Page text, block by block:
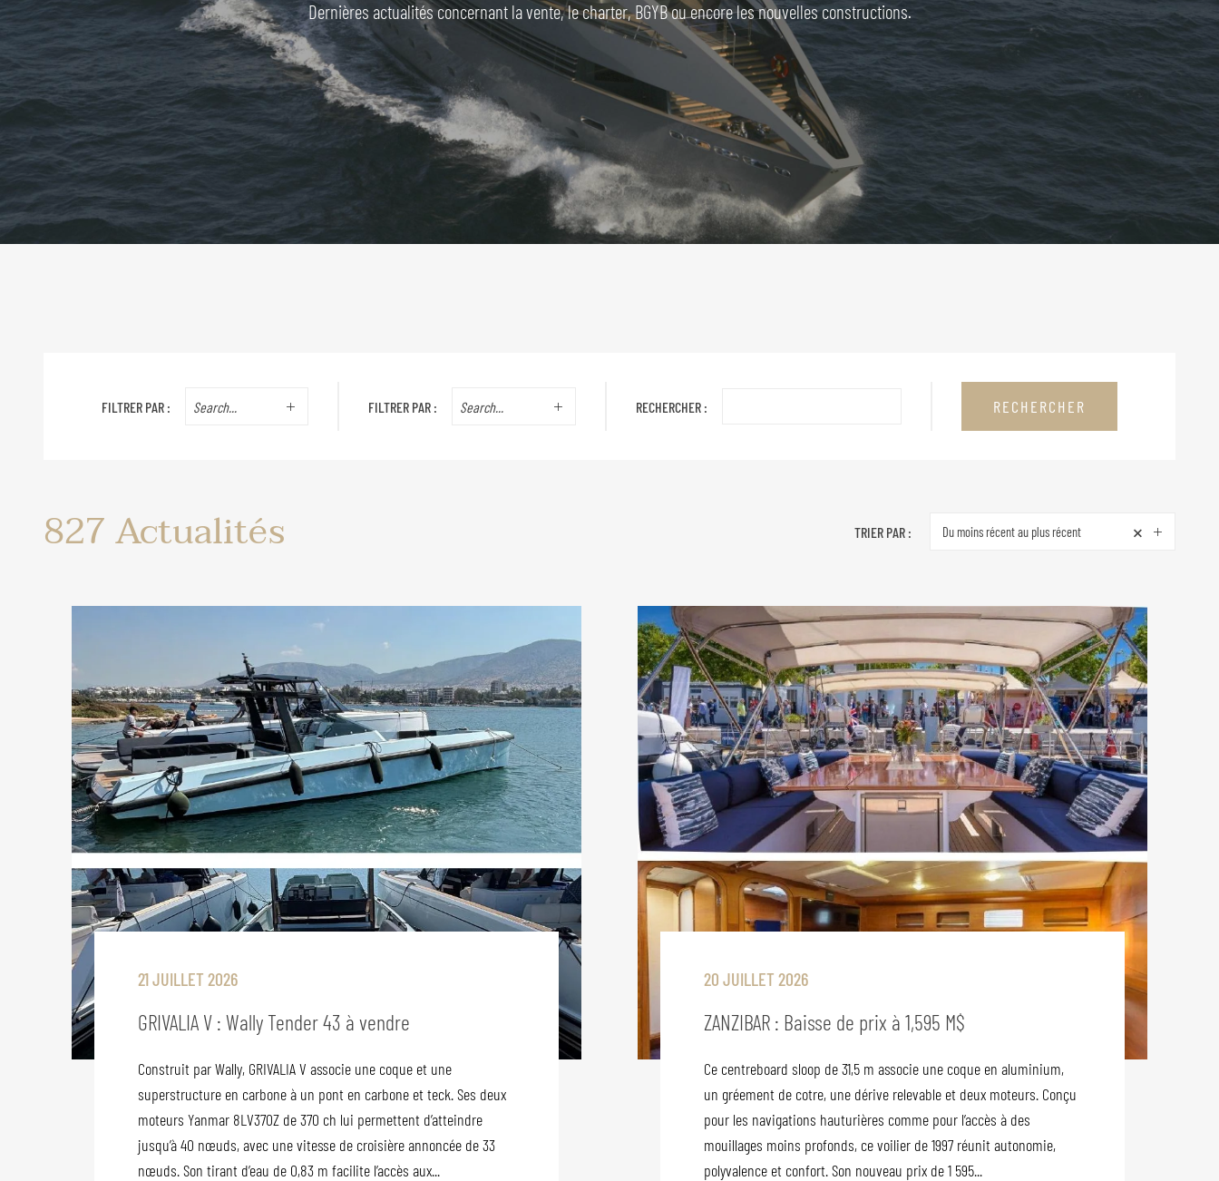
Dernières actualités concernant la vente, le charter, BGYB ou encore les nouvelles constructions.
FILTRER PAR : FILTRER PAR : RECHERCHER : RECHERCHER
827Actualités TRIER PAR : Du moins récent au plus récent ×
BGYB
21 JUILLET 2026
GRIVALIA V : Wally Tender 43 à vendre
Construit par Wally, GRIVALIA V associe une coque et une
superstructure en carbone à un pont en carbone et teck. Ses deux
moteurs Yanmar 8LV370Z de 370 ch lui permettent d’atteindre
jusqu’à 40 nœuds, avec une vitesse de croisière annoncée de 33
nœuds. Son tirant d’eau de 0,83 m facilite l’accès aux...
20 JUILLET 2026
ZANZIBAR : Baisse de prix à 1,595 M$
Ce centreboard sloop de 31,5 m associe une coque en aluminium,
un gréement de cotre, une dérive relevable et deux moteurs. Conçu
pour les navigations hauturières comme pour l’accès à des
mouillages moins profonds, ce voilier de 1997 réunit autonomie,
polyvalence et confort. Son nouveau prix de 1 595...